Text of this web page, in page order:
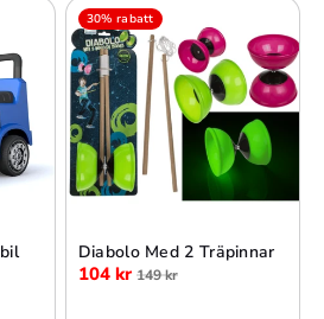
30% rabatt
Diabolo Med 2 Träpinnar
104 kr 149 kr